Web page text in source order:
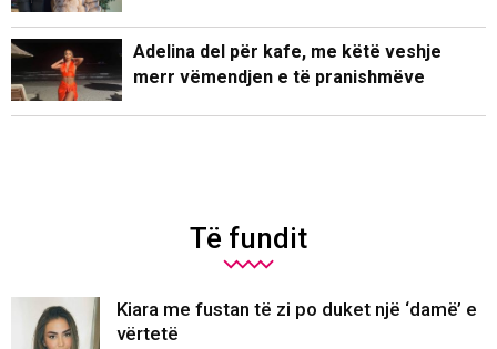
Adelina del për kafe, me këtë veshje
merr vëmendjen e të pranishmëve
Të fundit
Kiara me fustan të zi po duket një ‘damë’ e
vërtetë